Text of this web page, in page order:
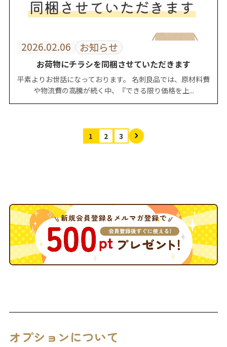
オプションについて
2026.02.06 お知らせ
お荷物にチラシを同梱させていただきます
平素よりお世話になっております。 名刺良品では、原材料費
や物流費の高騰が続く中、『できる限り価格を上...
1 2 3